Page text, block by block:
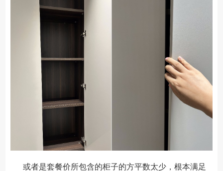
或者是套餐价所包含的柜子的方平数太少，根本满足